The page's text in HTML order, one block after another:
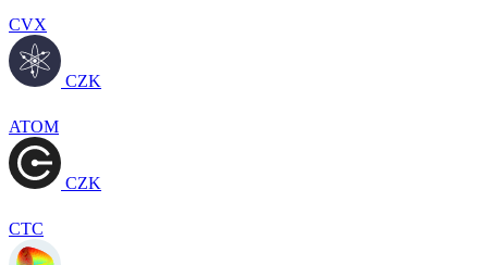
CVX
CZK
ATOM
CZK
CTC